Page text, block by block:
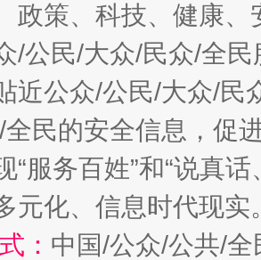
政策、科技、健康
/公民/大众/民众/全
近公众/公民/大众/民
全民的安全信息，促
“服务百姓”和“说真
元化、信息时代现实
： 中国/公众/公共/